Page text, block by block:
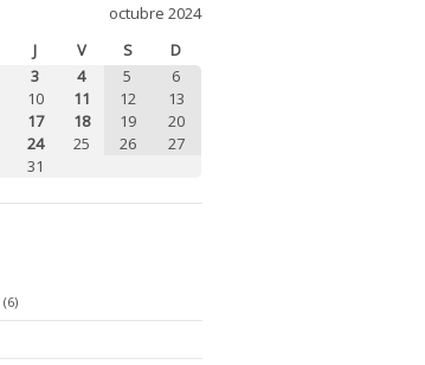
octubre 2024
J V S D
3 4 5
6
10 11 12
13
17 18 19
20
24 25 26
27
31
(6)